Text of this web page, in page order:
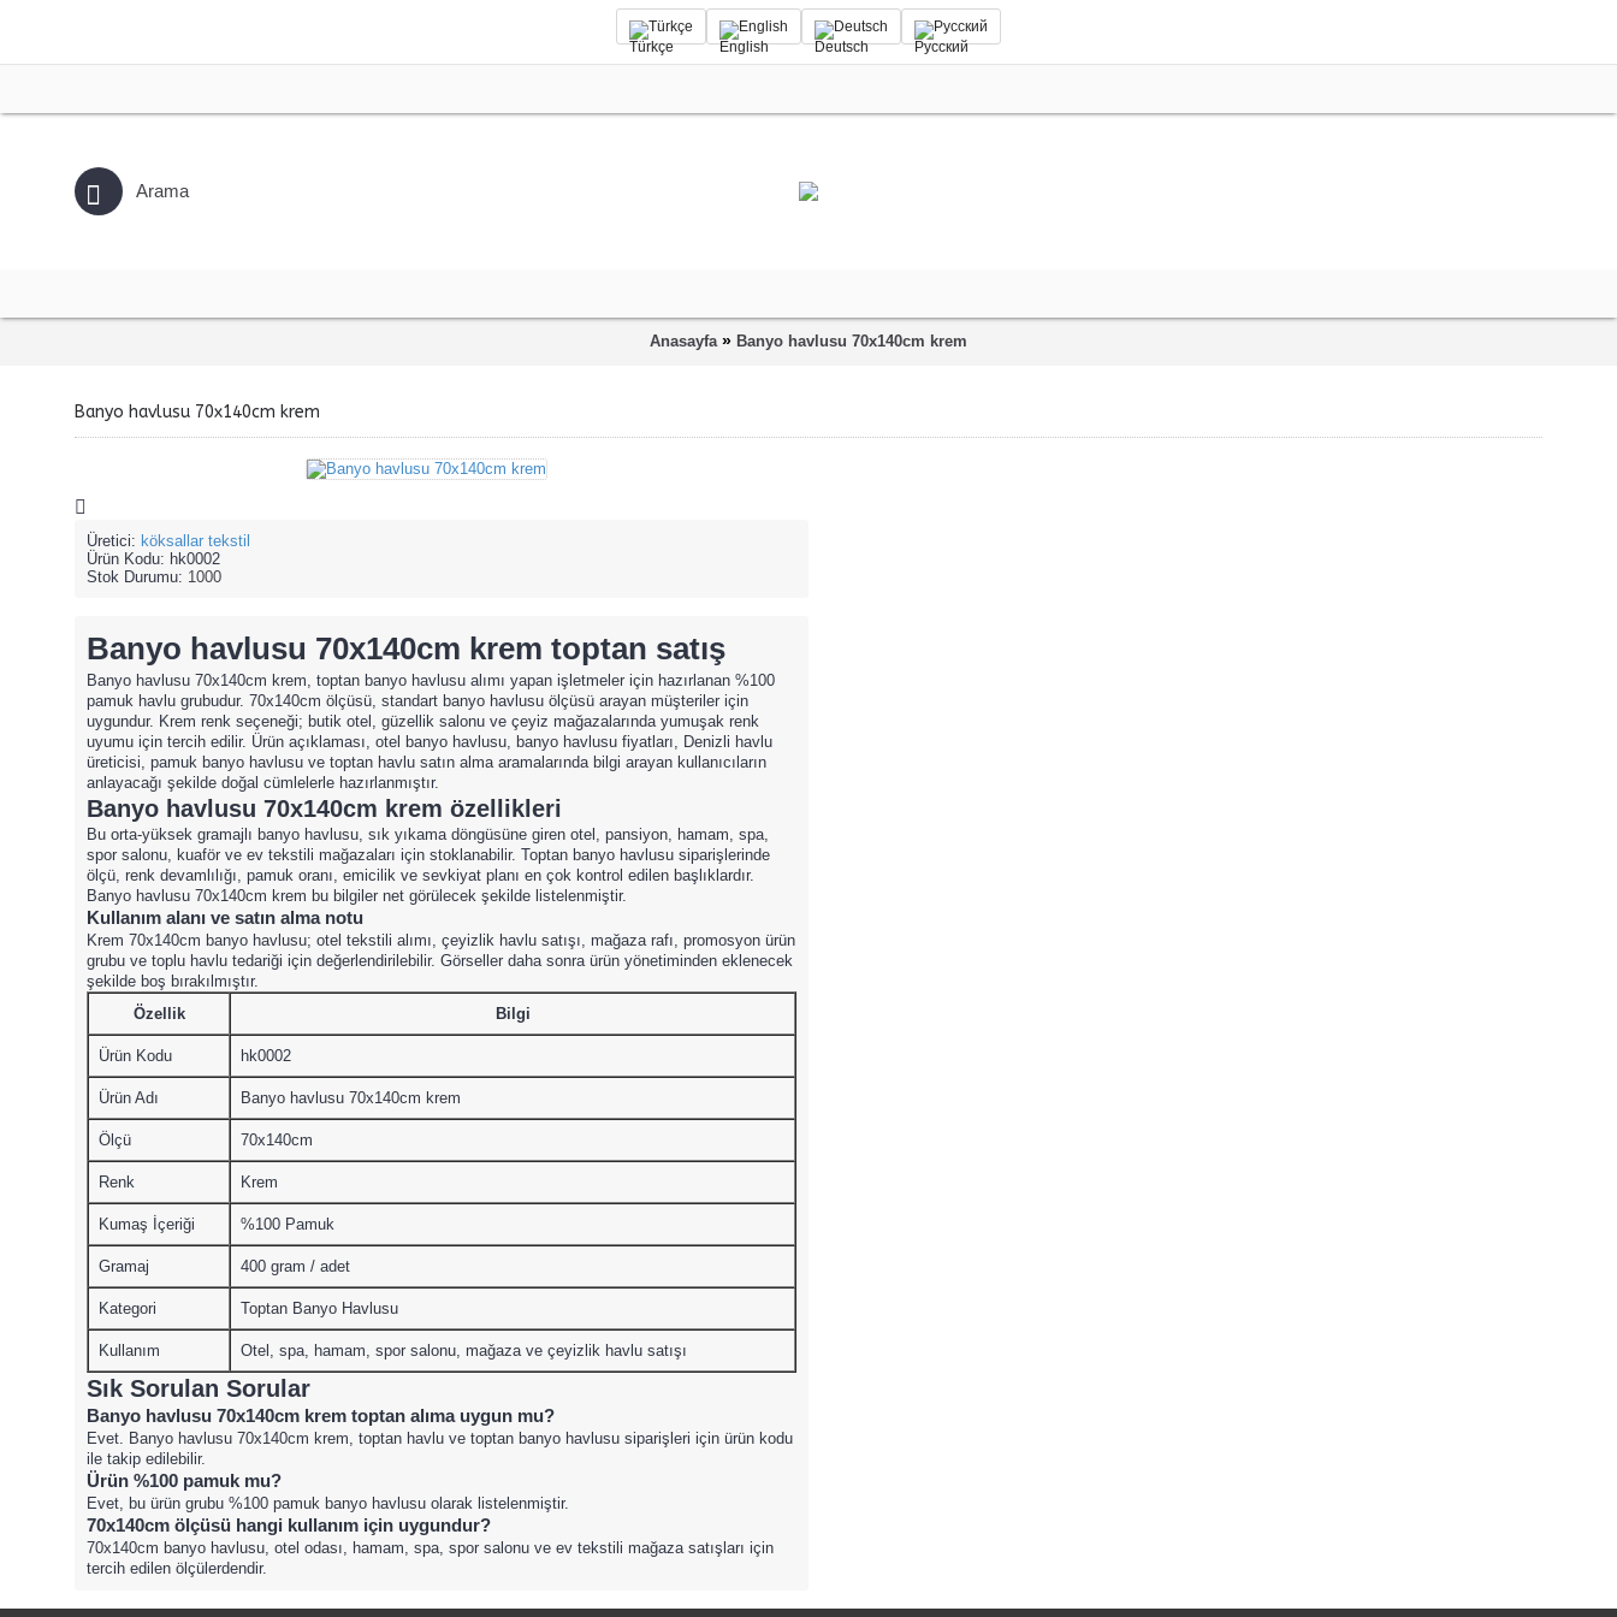
Türkçe English Deutsch Русский
Anasayfa » Banyo havlusu 70x140cm krem
Banyo havlusu 70x140cm krem
Üretici: köksallar tekstil
Ürün Kodu: hk0002
Stok Durumu: 1000
Banyo havlusu 70x140cm krem toptan satış
Banyo havlusu 70x140cm krem, toptan banyo havlusu alımı yapan işletmeler için hazırlanan %100
pamuk havlu grubudur. 70x140cm ölçüsü, standart banyo havlusu ölçüsü arayan müşteriler için
uygundur. Krem renk seçeneği; butik otel, güzellik salonu ve çeyiz mağazalarında yumuşak renk
uyumu için tercih edilir. Ürün açıklaması, otel banyo havlusu, banyo havlusu fiyatları, Denizli havlu
üreticisi, pamuk banyo havlusu ve toptan havlu satın alma aramalarında bilgi arayan kullanıcıların
anlayacağı şekilde doğal cümlelerle hazırlanmıştır.
Banyo havlusu 70x140cm krem özellikleri
Bu orta-yüksek gramajlı banyo havlusu, sık yıkama döngüsüne giren otel, pansiyon, hamam, spa,
spor salonu, kuaför ve ev tekstili mağazaları için stoklanabilir. Toptan banyo havlusu siparişlerinde
ölçü, renk devamlılığı, pamuk oranı, emicilik ve sevkiyat planı en çok kontrol edilen başlıklardır.
Banyo havlusu 70x140cm krem bu bilgiler net görülecek şekilde listelenmiştir.
Kullanım alanı ve satın alma notu
Krem 70x140cm banyo havlusu; otel tekstili alımı, çeyizlik havlu satışı, mağaza rafı, promosyon ürün
grubu ve toplu havlu tedariği için değerlendirilebilir. Görseller daha sonra ürün yönetiminden eklenecek
şekilde boş bırakılmıştır.
Özellik
Bilgi
Ürün Kodu hk0002
Ürün Adı Banyo havlusu 70x140cm krem
Ölçü 70x140cm
Renk Krem
Kumaş İçeriği %100 Pamuk
Gramaj 400 gram / adet
Kategori Toptan Banyo Havlusu
Kullanım Otel, spa, hamam, spor salonu, mağaza ve çeyizlik havlu satışı
Sık Sorulan Sorular
Banyo havlusu 70x140cm krem toptan alıma uygun mu?
Evet. Banyo havlusu 70x140cm krem, toptan havlu ve toptan banyo havlusu siparişleri için ürün kodu
ile takip edilebilir.
Ürün %100 pamuk mu?
Evet, bu ürün grubu %100 pamuk banyo havlusu olarak listelenmiştir.
70x140cm ölçüsü hangi kullanım için uygundur?
70x140cm banyo havlusu, otel odası, hamam, spa, spor salonu ve ev tekstili mağaza satışları için
tercih edilen ölçülerdendir.